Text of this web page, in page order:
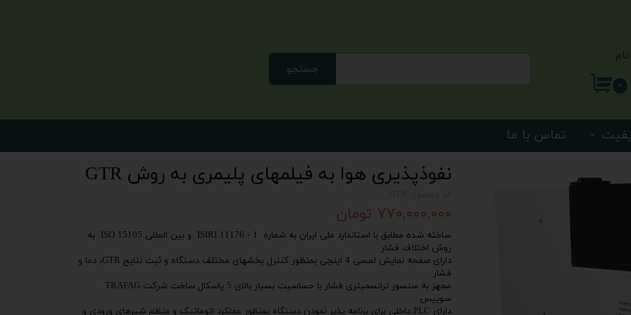
من
جستجو
تماس با ما
۰
نفوذپذیری هوا به فیلمهای پلیمری به روش GTR
۷۷۰,۰۰۰,۰۰۰ تومان
ساخته شده مطابق با استاندارد ملی ایران به شماره 1 - 11176 ISIRI و بین المللی ISO 15105 به
روش اختلاف فشار
دارای صفحه نمایش لمسی 4 اینچی بمنظور کنترل بخشهای مختلف دستگاه و ثبت نتایح GTR، دما و
فشار
مجهز به سنسور ترانسمیتری فشار با حساسیت بسیار بالای 5 پاسکال ساخت شرکت TRAFAG
سوییس
دارای PLC داخلی برای برنامه پذیر نمودن دستگاه بمنظور عملکرد اتوماتیک و منظم شیرهای ورودی و